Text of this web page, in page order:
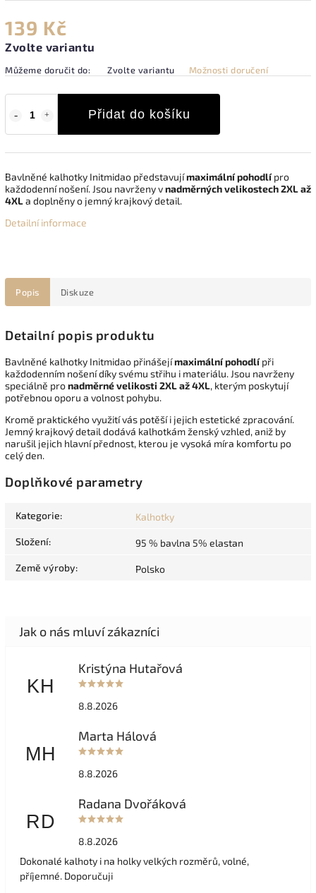
139 Kč
Zvolte variantu
Můžeme doručit do: Zvolte variantu Možnosti doručení
Přidat do košíku
Bavlněné kalhotky Initmidao představujímaximální pohodlípro
každodenní nošení. Jsou navrženy vnadměrných velikostech 2XL až
4XLa doplněny o jemný krajkový detail.
Detailní informace
Popis Diskuze
Detailní popis produktu
Bavlněné kalhotky Initmidao přinášejímaximální pohodlí při
každodenním nošení díky svému střihu i materiálu. Jsou navrženy
speciálně pronadměrné velikosti 2XL až 4XL, kterým poskytují
potřebnou oporu a volnost pohybu.
Kromě praktického využití vás potěší i jejich estetické zpracování.
Jemný krajkový detail dodává kalhotkám ženský vzhled, aniž by
narušil jejich hlavní přednost, kterou je vysoká míra komfortu po
celý den.
Doplňkové parametry
Kategorie: Kalhotky
Složení: 95 % bavlna 5% elastan
Země výroby: Polsko
KH
Kristýna Hutařová
8.8.2026
MH
Marta Hálová
8.8.2026
RD
Radana Dvořáková
8.8.2026
Dokonalé kalhoty i na holky velkých rozměrů, volné,
příjemné. Doporučuji